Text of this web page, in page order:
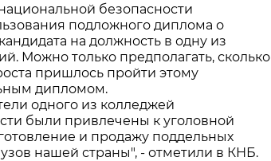
безопасности
подложного диплома о
на должность в одну из
Можно только предполагать, сколько
пришлось пройти этому
дипломом.
одного из колледжей
были привлечены к уголовной
и продажу поддельных
нашей страны", - отметили в КНБ.